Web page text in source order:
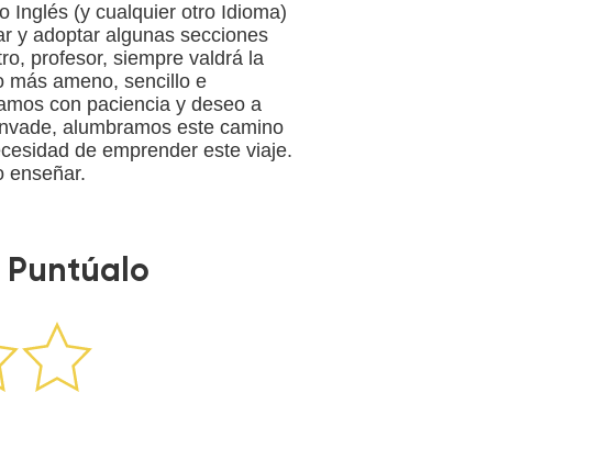
Inglés (y cualquier otro Idioma)
y adoptar algunas secciones
profesor, siempre valdrá la
más ameno, sencillo e
con paciencia y deseo a
alumbramos este camino
de emprender este viaje.
enseñar.
Puntúalo